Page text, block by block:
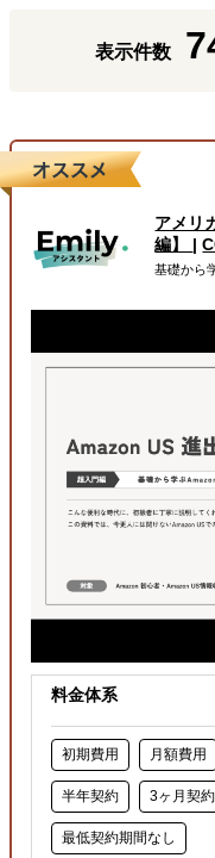
表示件数
アメリ
編】 |
基礎から
料金体系
初期費用 月額費用
半年契約 3ヶ月契約
最低契約期間なし